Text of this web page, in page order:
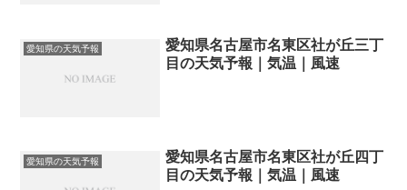
愛知県の天気予報
愛知県名古屋市名東区社が丘三丁
目の天気予報｜気温｜風速
愛知県の天気予報
愛知県名古屋市名東区社が丘四丁
目の天気予報｜気温｜風速